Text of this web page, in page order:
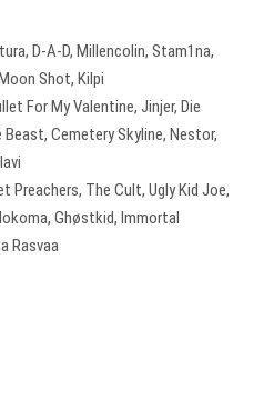
D-A-D, Millencolin, Stam1na,
Shot, Kilpi
For My Valentine, Jinjer, Die
Cemetery Skyline, Nestor,
Preachers, The Cult, Ugly Kid Joe,
Ghøstkid, Immortal
Rasvaa